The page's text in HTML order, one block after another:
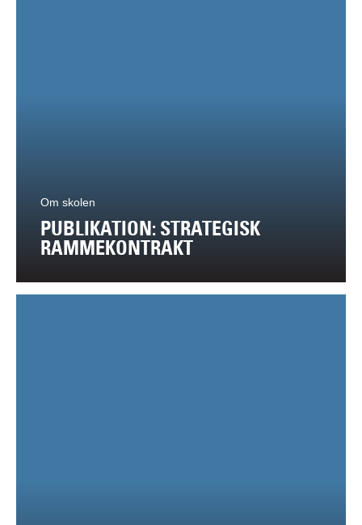
Om skolen
PUBLIKATION: STRATEGISK
RAMMEKONTRAKT